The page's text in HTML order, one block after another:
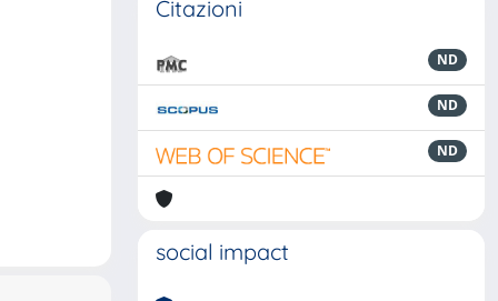
Citazioni
ND
ND
ND
social impact